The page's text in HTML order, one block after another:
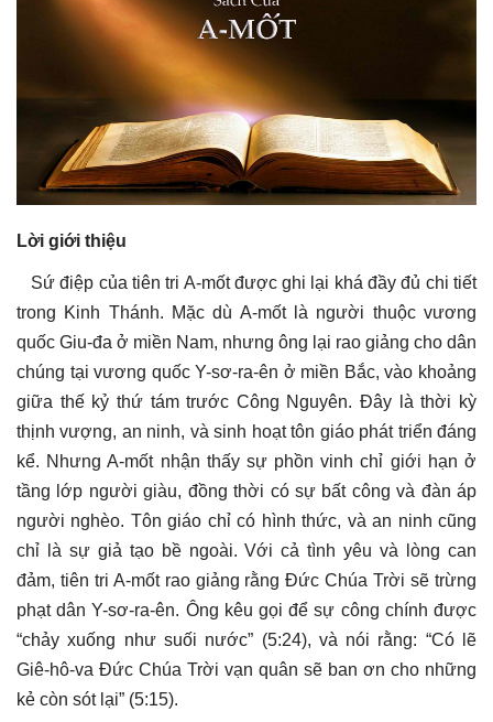
Lời giới thiệu
Sứ điệp của tiên tri A-mốt được ghi lại khá đầy đủ chi tiết
trong Kinh Thánh. Mặc dù A-mốt là người thuộc vương
quốc Giu-đa ở miền Nam, nhưng ông lại rao giảng cho dân
chúng tại vương quốc Y-sơ-ra-ên ở miền Bắc, vào khoảng
giữa thế kỷ thứ tám trước Công Nguyên. Đây là thời kỳ
thịnh vượng, an ninh, và sinh hoạt tôn giáo phát triển đáng
kể. Nhưng A-mốt nhận thấy sự phồn vinh chỉ giới hạn ở
tầng lớp người giàu, đồng thời có sự bất công và đàn áp
người nghèo. Tôn giáo chỉ có hình thức, và an ninh cũng
chỉ là sự giả tạo bề ngoài. Với cả tình yêu và lòng can
đảm, tiên tri A-mốt rao giảng rằng Đức Chúa Trời sẽ trừng
phạt dân Y-sơ-ra-ên. Ông kêu gọi để sự công chính được
“chảy xuống như suối nước” (5:24), và nói rằng: “Có lẽ
Giê-hô-va Đức Chúa Trời vạn quân sẽ ban ơn cho những
kẻ còn sót lại” (5:15).